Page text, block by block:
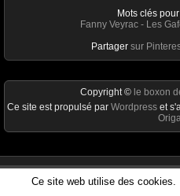
Mots clés
Fanny Veyrac - Les
Partager sur
Ce site web utilise des cookies.
Copyright © le boxon
Ce site est propulsé par Wordpress et